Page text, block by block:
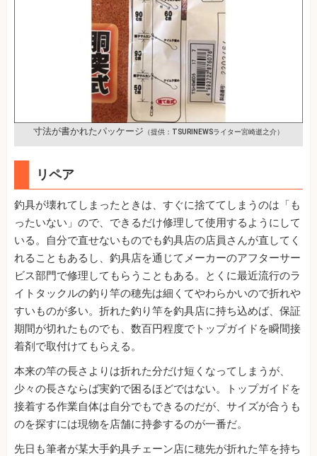
寸法が書かれたパッケージ （提供：TSURINEWSライター宮崎逝之介）
リペア
釣具が壊れてしまったときは、すぐに捨ててしまうのは「も
ったいない」ので、できるだけ修理して使用するようにして
いる。自分で直せないものでも釣具店の店員さんが直してく
れることもあるし、釣具店を通じてメーカーのアフターサー
ビス部門で修理してもらうこともある。とくに最近流行のラ
イトタックルの釣り竿の穂先は細くてやわらかいので折れや
すいものが多い。折れた釣り竿を釣具店に持ち込めば、保証
期間が切れたものでも、数百円程度でトップガイドを瞬間接
着剤で取付けてもらえる。
本来の竿の長さよりは折れた分だけ短くなってしまうが、
少々の長さならば実釣で困るほどではない。トップガイドを
接着する作業自体は自分でもできるのだが、サイズが合うも
のを探すには現物を店舗に持参するのが一番だ。
先日も筆者が某大手釣具チェーン店に穂先が折れた竿を持ち